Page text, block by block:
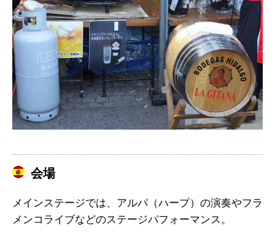
会場
メインステージでは、アルパ（ハープ）の演奏やフラ
メンコライブなどのステージパフォーマンス。